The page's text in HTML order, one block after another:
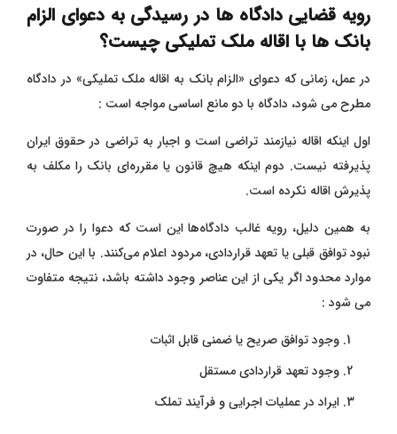
رویه قضایی دادگاه ها در رسیدگی به دعوای الزام
بانک ها با اقاله ملک تملیکی چیست؟
در عمل، زمانی که دعوای «الزام بانک به اقاله ملک تملیکی» در دادگاه
مطرح می‌ شود، دادگاه با دو مانع اساسی مواجه است :
اول اینکه اقاله نیازمند تراضی است و اجبار به تراضی در حقوق ایران
پذیرفته نیست. دوم اینکه هیچ قانون یا مقرره‌ای بانک را مکلف به
پذیرش اقاله نکرده است.
به همین دلیل، رویه غالب دادگاه‌ها این است که دعوا را در صورت
نبود توافق قبلی یا تعهد قراردادی، مردود اعلام می‌کنند. با این حال، در
موارد محدود اگر یکی از این عناصر وجود داشته باشد، نتیجه متفاوت
می‌ شود :
وجود توافق صریح یا ضمنی قابل اثبات
وجود تعهد قراردادی مستقل
ایراد در عملیات اجرایی و فرآیند تملک